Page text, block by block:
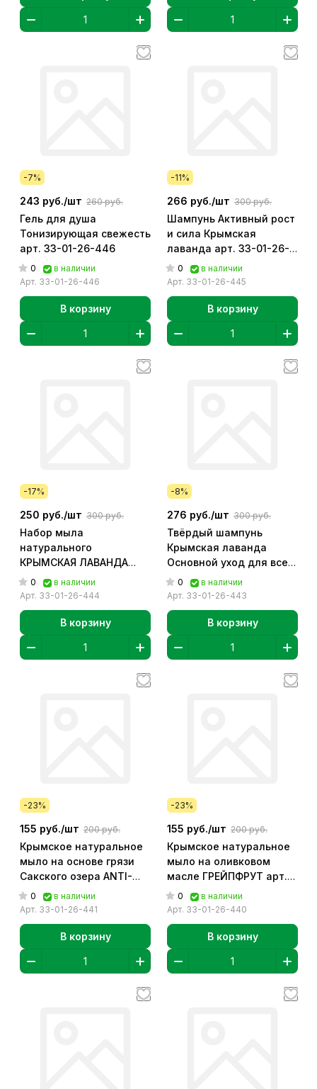
-7%
243 руб./шт 260 руб.
Гель для душа
Тонизирующая свежесть
арт. 33-01-26-446
0
в наличии
Арт. 33-01-26-446
В корзину
-11%
266 руб./шт 300 руб.
Шампунь Активный рост
и сила Крымская
лаванда арт. 33-01-26-
445
0
в наличии
Арт. 33-01-26-445
В корзину
-17%
250 руб./шт 300 руб.
Набор мыла
натурального
КРЫМСКАЯ ЛАВАНДА
арт. 33-01-26-444
0
в наличии
Арт. 33-01-26-444
В корзину
-8%
276 руб./шт 300 руб.
Твёрдый шампунь
Крымская лаванда
Основной уход для всех
типов волос арт. 33-01-
26-443
0
в наличии
Арт. 33-01-26-443
В корзину
-23%
155 руб./шт 200 руб.
Крымское натуральное
мыло на основе грязи
Сакского озера ANTI-
АКНЕ арт. 33-01-26-441
0
в наличии
Арт. 33-01-26-441
В корзину
-23%
155 руб./шт 200 руб.
Крымское натуральное
мыло на оливковом
масле ГРЕЙПФРУТ арт.
33-01-26-440
0
в наличии
Арт. 33-01-26-440
В корзину